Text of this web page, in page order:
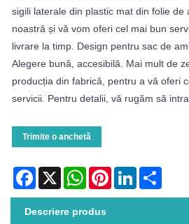
sigili laterale din plastic mat din folie de
noastră și vă vom oferi cel mai bun
livrare la timp. Design pentru sac de
Alegere bună, accesibilă. Mai mult de
producția din fabrică, pentru a vă oferi
servicii. Pentru detalii, vă rugăm să
Trimite o anchetă
Facebook
X WhatsAppPinterestLinkedIn
Descriere produs